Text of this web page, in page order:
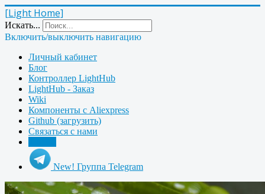
[Light Home]
Искать...
Включить/выключить навигацию
Личный кабинет
Блог
Контроллер LightHub
LightHub - Заказ
Wiki
Компоненты с Aliexpress
Github (загрузить)
Связаться с нами
New! Группа Telegram